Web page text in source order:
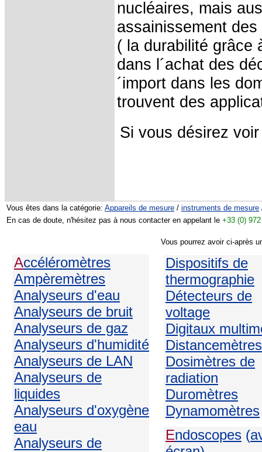
nucléaires, mais
assainissement
( la durabilité grâce
dans l´achat des
´import dans les
trouvent des
Si vous désirez
Vous êtes dans la catégorie: Appareils de mesure / instruments de mesure
En cas de doute, n'hésitez pas à nous contacter en appelant le +33 (0)
Vous pourrez avoir ci-après
Accéléromètres
Ampèremètres
Analyseurs d'eau
Analyseurs de bruit
Analyseurs de gaz
Analyseurs d'humidité
Analyseurs de LAN
Analyseurs de
liquides
Analyseurs d'oxygène
eau
Analyseurs de
Dispositifs de
thermographie
Détecteurs de
voltage
Digitaux
Distancemètres
Dosimètres de
radiation
Duromètres
Dynamomètres
Endoscopes (